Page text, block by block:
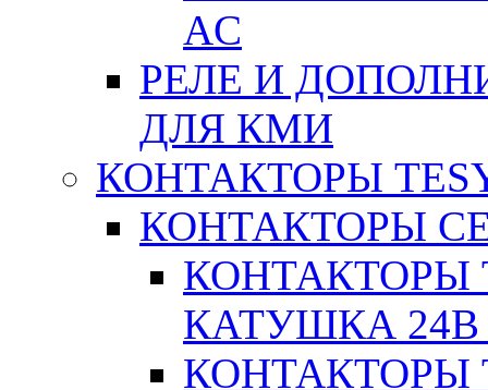
AC
РЕЛЕ И
ДЛЯ КМИ
КОНТАКТОРЫ
КОНТАКТОРЫ
КОНТАКТОРЫ
КАТУШКА 24В
КОНТАКТОРЫ